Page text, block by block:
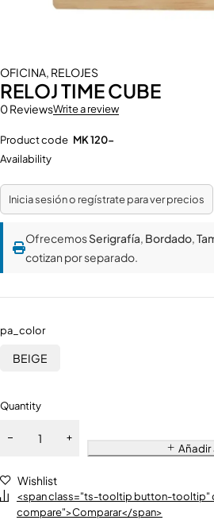
OFICINA, RELOJES
RELOJ TIME CUBE
0 ReviewsWrite a review
Product code MK 120-
Availability
Inicia sesión o regístrate para ver precios
OfrecemosSerigrafía, Bordado,
cotizan por separado.
pa_color
BEIGE
Quantity
Añadir
Wishlist
<span class="ts-tooltip button-tooltip"
compare">Comparar</span>